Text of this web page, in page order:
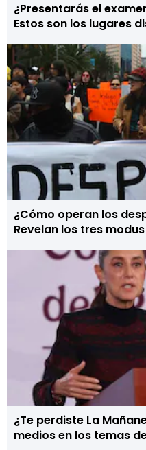
¿Presentarás el
Estos son los lugares
¿Cómo operan los
Revelan los tres
¿Te perdiste La
medios en los temas